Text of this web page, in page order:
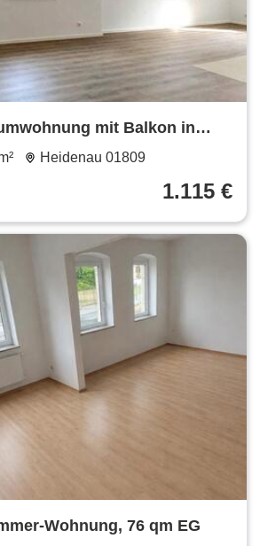
mit Balkon in
wartet auf Sie!
Heidenau 01809
1.115 €
Wohnung, 76 qm EG